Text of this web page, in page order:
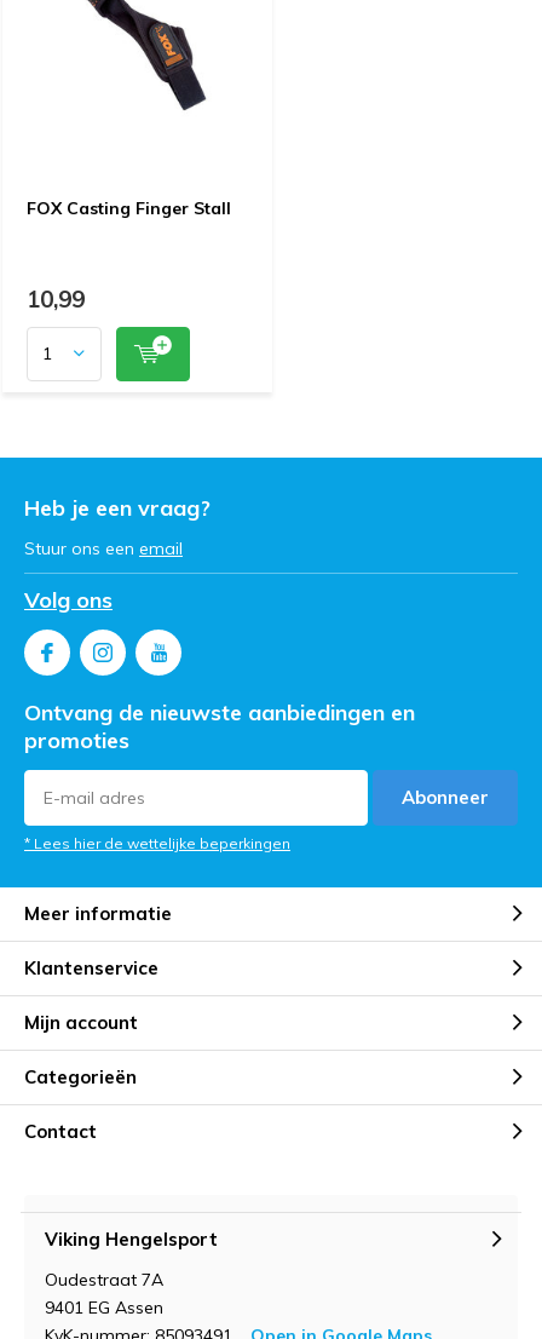
FOX Casting Finger Stall
10,99
Heb je een vraag?
Stuur ons een email
Volg ons
Ontvang de nieuwste aanbiedingen en
promoties
Abonneer
* Lees hier de wettelijke beperkingen
Meer informatie
Klantenservice
Mijn account
Categorieën
Contact
Viking Hengelsport
Oudestraat 7A
9401 EG Assen